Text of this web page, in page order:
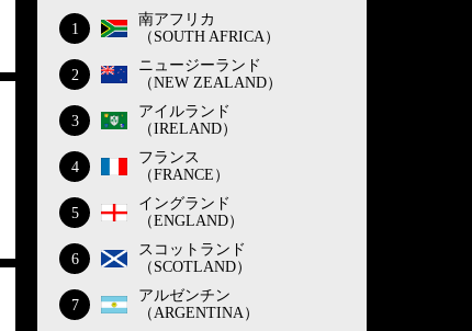
1
南アフリカ
（SOUTH AFRICA）
2
ニュージーランド
（NEW ZEALAND）
3
アイルランド
（IRELAND）
4
フランス
（FRANCE）
5
イングランド
（ENGLAND）
6
スコットランド
（SCOTLAND）
7
アルゼンチン
（ARGENTINA）